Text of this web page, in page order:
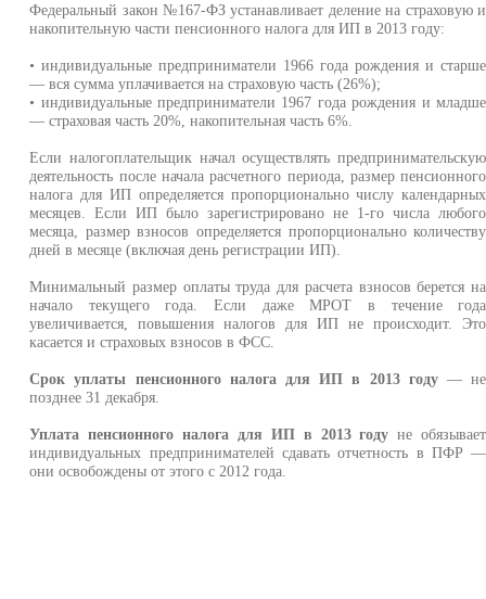
Федеральный закон №167-ФЗ устанавливает деление на страховую и
накопительную части пенсионного налога для ИП в 2013 году:
• индивидуальные предприниматели 1966 года рождения и старше
— вся сумма уплачивается на страховую часть (26%);
• индивидуальные предприниматели 1967 года рождения и младше
— страховая часть 20%, накопительная часть 6%.
Если налогоплательщик начал осуществлять предпринимательскую
деятельность после начала расчетного периода, размер пенсионного
налога для ИП определяется пропорционально числу календарных
месяцев. Если ИП было зарегистрировано не 1-го числа любого
месяца, размер взносов определяется пропорционально количеству
дней в месяце (включая день регистрации ИП).
Минимальный размер оплаты труда для расчета взносов берется на
начало текущего года. Если даже МРОТ в течение года
увеличивается, повышения налогов для ИП не происходит. Это
касается и страховых взносов в ФСС.
Срок уплаты пенсионного налога для ИП в 2013 году— не
позднее 31 декабря.
Уплата пенсионного налога для ИП в 2013 году не обязывает
индивидуальных предпринимателей сдавать отчетность в ПФР —
они освобождены от этого с 2012 года.